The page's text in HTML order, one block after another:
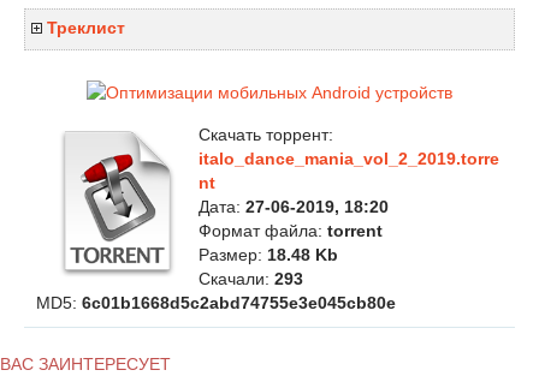
Треклист
Скачать торрент:
italo_dance_mania_vol_2_2019.torre
nt
Дата: 27-06-2019, 18:20
Формат файла: torrent
Размер: 18.48 Kb
Скачали: 293
MD5: 6c01b1668d5c2abd74755e3e045cb80e
ВАС ЗАИНТЕРЕСУЕТ